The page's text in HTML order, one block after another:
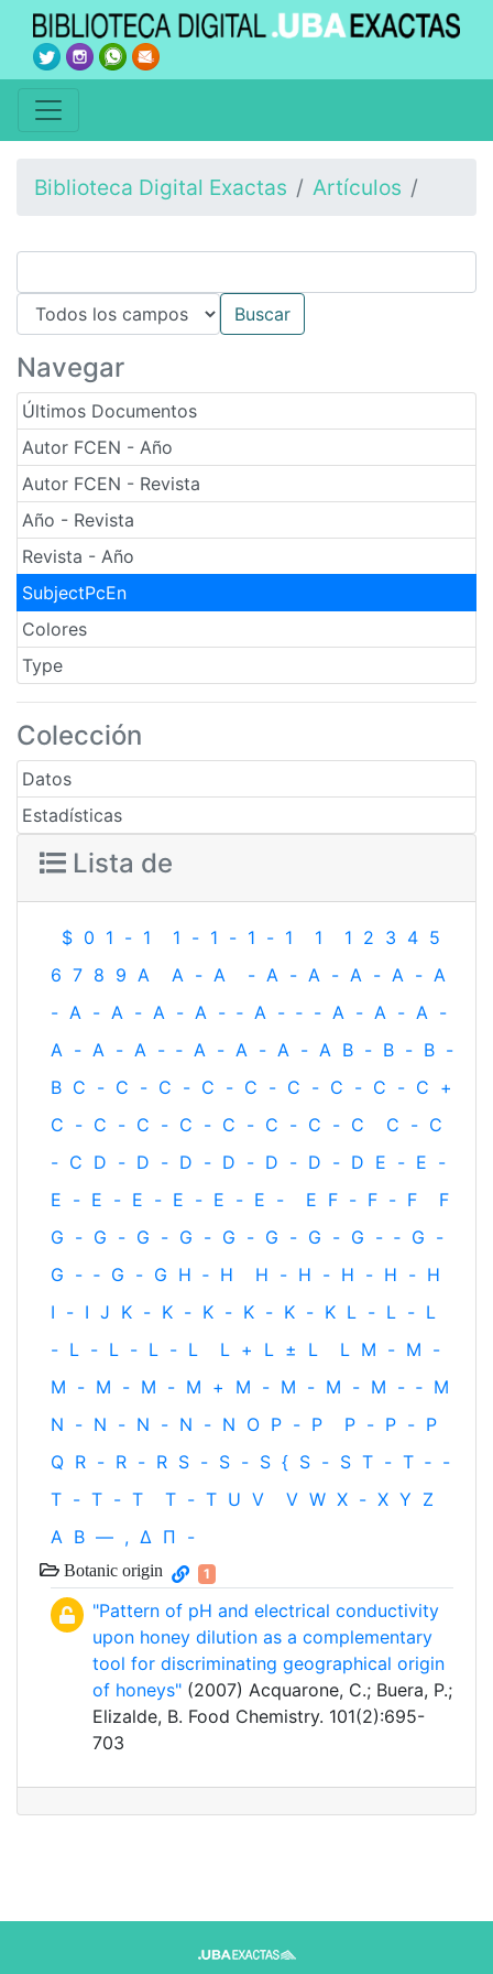
Biblioteca Digital Exactas Artículos
Navegar
Últimos Documentos
Autor FCEN - Año
Autor FCEN - Revista
Año - Revista
Revista - Año
SubjectPcEn
Colores
Type
Colección
Datos
Estadísticas
Lista de
$ 0 1 - 1 1 - 1 - 1 - 1 1 1 2 3 4 5
6 7 8 9 A A - A - A - A - A - A - A
- A - A - A - A - ‐ A - ‐ - A - A - A -
A - A - A - ‐ A - A - A - A B - B - B -
B C - C - C - C - C - C - C - C - C +
C - C - C - C - C - C - C - C C - C
- C D - D - D - D - D - D - D E - E -
E - E - E - E - E - E - E F - F - F
F
G - G - G - G - G - G - G - G - ‐ G -
G - ‐ G - G H ‐ H H - H - H - H - H
I - I J K - K - K - K - K - K L - L - L
- L - L - L - L L + L ± L L M - M -
M - M - M - M + M - M - M - M - ‐ M
N - N - N - N - N O P - P P - P - P
Q R - R - R S - S - S { S - S T - T ‐ -
T - T - T T - T U V V W X - X Y Z
Α Β — , Δ Π -
Botanic origin 1
"Pattern of pH and electrical conductivity
upon honey dilution as a complementary
tool for discriminating geographical origin
of honeys" (2007) Acquarone, C.; Buera, P.;
Elizalde, B. Food Chemistry. 101(2):695-
703